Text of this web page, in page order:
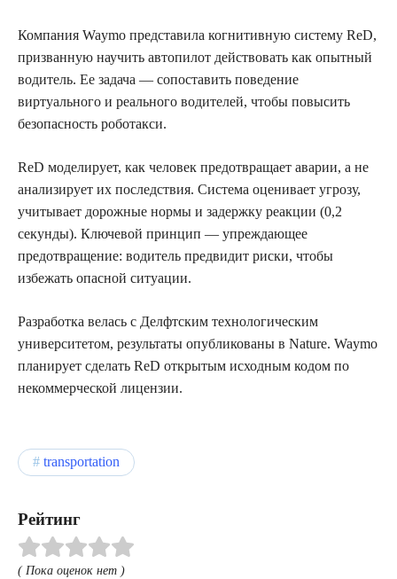
Компания Waymo представила когнитивную систему ReD,
призванную научить автопилот действовать как опытный
водитель. Ее задача — сопоставить поведение
виртуального и реального водителей, чтобы повысить
безопасность роботакси.
ReD моделирует, как человек предотвращает аварии, а не
анализирует их последствия. Система оценивает угрозу,
учитывает дорожные нормы и задержку реакции (0,2
секунды). Ключевой принцип — упреждающее
предотвращение: водитель предвидит риски, чтобы
избежать опасной ситуации.
Разработка велась с Делфтским технологическим
университетом, результаты опубликованы в Nature. Waymo
планирует сделать ReD открытым исходным кодом по
некоммерческой лицензии.
transportation
Рейтинг
( Пока оценок нет )